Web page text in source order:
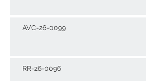
AVC-26-0099
RR-26-0096